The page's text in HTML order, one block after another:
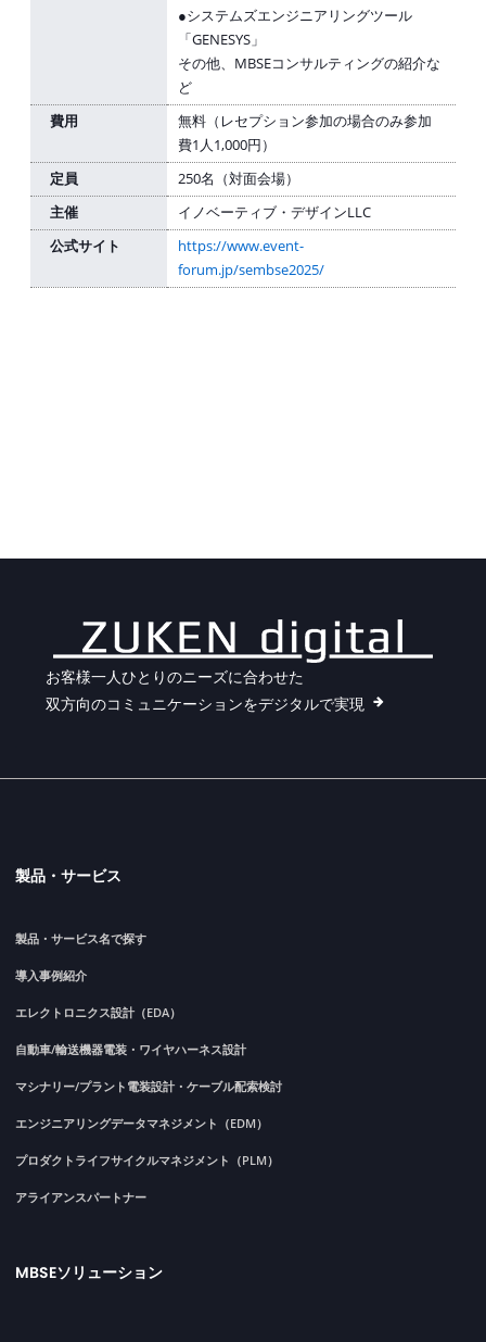
●システムズエンジニアリングツール
「GENESYS」
その他、MBSEコンサルティングの紹介な
ど
費用
無料（レセプション参加の場合のみ参加
費1人1,000円）
定員
250名（対面会場）
主催
イノベーティブ・デザインLLC
公式サイト
https://www.event-
forum.jp/sembse2025/
お客様一人ひとりのニーズに合わせた
双方向のコミュニケーションをデジタルで実現
製品・サービス
製品・サービス名で探す
導入事例紹介
エレクトロニクス設計（EDA）
自動車/輸送機器電装・ワイヤハーネス設計
マシナリー/プラント電装設計・ケーブル配索検討
エンジニアリングデータマネジメント（EDM）
プロダクトライフサイクルマネジメント（PLM）
アライアンスパートナー
MBSEソリューション